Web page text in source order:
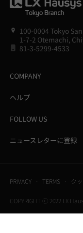
100-0004 Tokyo
1-7-2 Otemachi,
81-3-5299-4533
COMPANY
ヘルプ
FOLLOW US
ニュースレターに登録
PRIVACY TERMS ク
COPYRIGHT ⓒ 2022 LX